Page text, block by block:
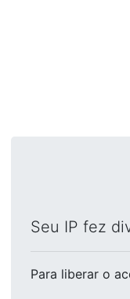
Seu IP fez
Para liberar o